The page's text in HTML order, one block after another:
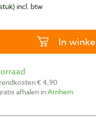
incl. btw
In
€ 4,90
gratis afhalen inArnhem